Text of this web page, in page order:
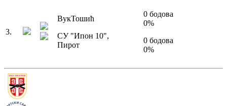
3.
ВукТошић
СУ "Ипон 10",
Пирот
0 бодова
0%
0 бодова
0%